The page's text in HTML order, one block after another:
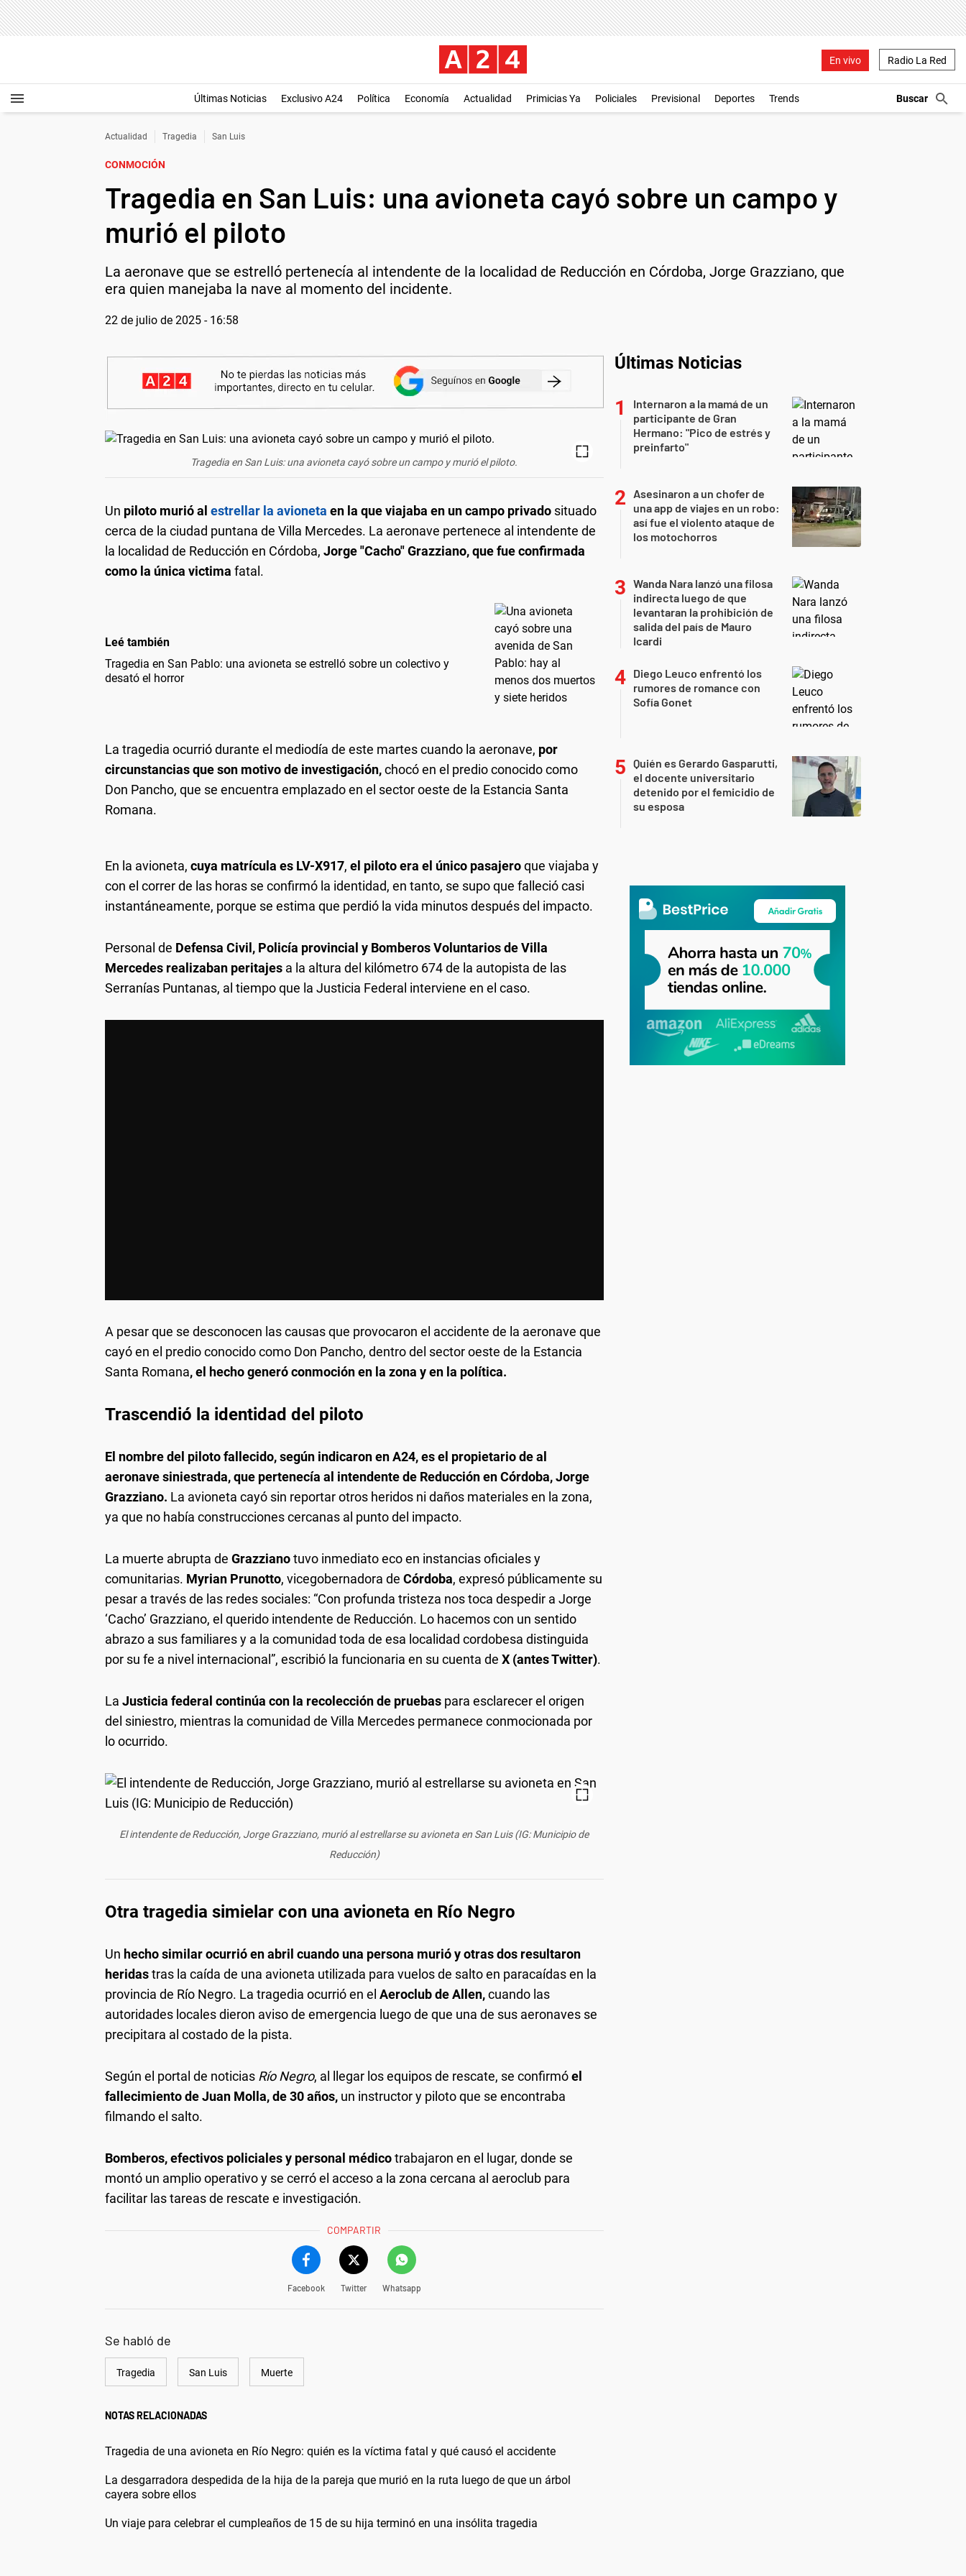
En vivo Radio La Red
Últimas Noticias Exclusivo A24 Política Economía Actualidad Primicias Ya Policiales Previsional Deportes Trends
Actualidad Tragedia San Luis
CONMOCIÓN
Tragedia en San Luis: una avioneta cayó sobre un campo y
murió el piloto
La aeronave que se estrelló pertenecía al intendente de la localidad de Reducción en Córdoba, Jorge Grazziano, que
era quien manejaba la nave al momento del incidente.
22 de julio de 2025 - 16:58
Tragedia en San Luis: una avioneta cayó sobre un campo y murió el piloto.
Un piloto murió al estrellar la avioneta en la que viajaba en un campo privado situado
cerca de la ciudad puntana de Villa Mercedes. La aeronave pertenece al intendente de
la localidad de Reducción en Córdoba, Jorge "Cacho" Grazziano, que fue confirmada
como la única victima fatal.
Leé también
Tragedia en San Pablo: una avioneta se estrelló sobre un colectivo y
desató el horror
La tragedia ocurrió durante el mediodía de este martes cuando la aeronave, por
circunstancias que son motivo de investigación,chocó en el predio conocido como
Don Pancho, que se encuentra emplazado en el sector oeste de la Estancia Santa
Romana.
En la avioneta, cuya matrícula es LV-X917, el piloto era el único pasajeroque viajaba y
con el correr de las horas se confirmó la identidad, en tanto, se supo que falleció casi
instantáneamente, porque se estima que perdió la vida minutos después del impacto.
Personal de Defensa Civil, Policía provincial y Bomberos Voluntarios de Villa
Mercedes realizaban peritajes a la altura del kilómetro 674 de la autopista de las
Serranías Puntanas, al tiempo que la Justicia Federal interviene en el caso.
A pesar que se desconocen las causas que provocaron el accidente de la aeronave que
cayó en el predio conocido como Don Pancho, dentro del sector oeste de la Estancia
Santa Romana, el hecho generó conmoción en la zona y en la política.
Trascendió la identidad del piloto
El nombre del piloto fallecido, según indicaron en A24, es el propietario de al
aeronavesiniestrada, que pertenecía al intendente de Reducción en Córdoba, Jorge
Grazziano. La avioneta cayó sin reportar otros heridos ni daños materiales en la zona,
ya que no había construcciones cercanas al punto del impacto.
La muerte abrupta de Grazzianotuvo inmediato eco en instancias oficiales y
comunitarias. Myrian Prunotto, vicegobernadora de Córdoba, expresó públicamente su
pesar a través de las redes sociales: “Con profunda tristeza nos toca despedir a Jorge
‘Cacho’ Grazziano, el querido intendente de Reducción. Lo hacemos con un sentido
abrazo a sus familiares y a la comunidad toda de esa localidad cordobesa distinguida
por su fe a nivel internacional”, escribió la funcionaria en su cuenta de X (antes Twitter).
La Justicia federal continúa con la recolección de pruebas para esclarecer el origen
del siniestro, mientras la comunidad de Villa Mercedes permanece conmocionada por
lo ocurrido.
El intendente de Reducción, Jorge Grazziano, murió al estrellarse su avioneta en San Luis (IG: Municipio de
Reducción)
Otra tragedia simielar con una avioneta en Río Negro
Un hecho similar ocurrió en abril cuando una persona murió y otras dos resultaron
heridastras la caída de una avioneta utilizada para vuelos de salto en paracaídas en la
provincia de Río Negro. La tragedia ocurrió en el Aeroclub de Allen,cuando las
autoridades locales dieron aviso de emergencia luego de que una de sus aeronaves se
precipitara al costado de la pista.
Según el portal de noticias Río Negro, al llegar los equipos de rescate, se confirmóel
fallecimiento de Juan Molla, de 30 años, un instructor y piloto que se encontraba
filmando el salto.
Bomberos, efectivos policiales y personal médicotrabajaron en el lugar, donde se
montó un amplio operativo y se cerró el acceso a la zona cercana al aeroclub para
facilitar las tareas de rescate e investigación.
COMPARTIR
Facebook Twitter Whatsapp
Se habló de
Tragedia San Luis Muerte
NOTAS RELACIONADAS
Tragedia de una avioneta en Río Negro: quién es la víctima fatal y qué causó el accidente
La desgarradora despedida de la hija de la pareja que murió en la ruta luego de que un árbol
cayera sobre ellos
Un viaje para celebrar el cumpleaños de 15 de su hija terminó en una insólita tragedia
Últimas Noticias
Internaron a la mamá de un
participante de Gran
Hermano: "Pico de estrés y
preinfarto"
Asesinaron a un chofer de
una app de viajes en un robo:
así fue el violento ataque de
los motochorros
Wanda Nara lanzó una filosa
indirecta luego de que
levantaran la prohibición de
salida del país de Mauro
Icardi
Diego Leuco enfrentó los
rumores de romance con
Sofía Gonet
Quién es Gerardo Gasparutti,
el docente universitario
detenido por el femicidio de
su esposa